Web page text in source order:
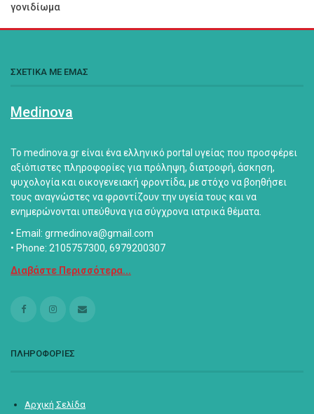
γονιδίωμα
ΣΧΕΤΙΚΑ ΜΕ ΕΜΑΣ
Medinova
Το medinova.gr είναι ένα ελληνικό portal υγείας που προσφέρει
αξιόπιστες πληροφορίες για πρόληψη, διατροφή, άσκηση,
ψυχολογία και οικογενειακή φροντίδα, με στόχο να βοηθήσει
τους αναγνώστες να φροντίζουν την υγεία τους και να
ενημερώνονται υπεύθυνα για σύγχρονα ιατρικά θέματα.
• Email: grmedinova@gmail.com
• Phone: 2105757300, 6979200307
Διαβάστε Περισσότερα...
ΠΛΗΡΟΦΟΡΙΕΣ
Αρχική Σελίδα